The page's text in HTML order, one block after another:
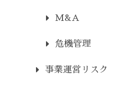
M&A
危機管理
事業運営リスク